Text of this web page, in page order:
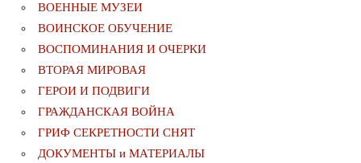
ВОЕННЫЕ МУЗЕИ
ВОИНСКОЕ ОБУЧЕНИЕ
ВОСПОМИНАНИЯ И ОЧЕРКИ
ВТОРАЯ МИРОВАЯ
ГЕРОИ И ПОДВИГИ
ГРАЖДАНСКАЯ ВОЙНА
ГРИФ СЕКРЕТНОСТИ СНЯТ
ДОКУМЕНТЫ и МАТЕРИАЛЫ